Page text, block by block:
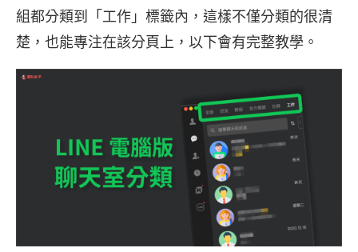
組都分類到「工作」標籤內，這樣不僅分類的很清
楚，也能專注在該分頁上，以下會有完整教學。